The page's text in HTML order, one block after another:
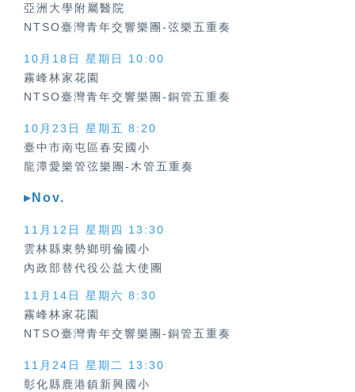
亞洲大學附屬醫院
NTSO臺灣青年交響樂團-弦樂五重奏
10月18日 星期日 10:00
霧峰林家花園
NTSO臺灣青年交響樂團-銅管五重奏
10月23日 星期五 8:20
臺中市南屯區春安國小
龍潭愛樂管弦樂團-木管五重奏
▸Nov.
11月12日 星期四
13:30
雲林縣東勢鄉明倫國小
內政部替代役公益大使團
11月14日 星期六 8:30
霧峰林家花園
NTSO臺灣青年交響樂團-銅管五重奏
11月24日 星期二 13:30
彰化縣鹿港鎮新興國小